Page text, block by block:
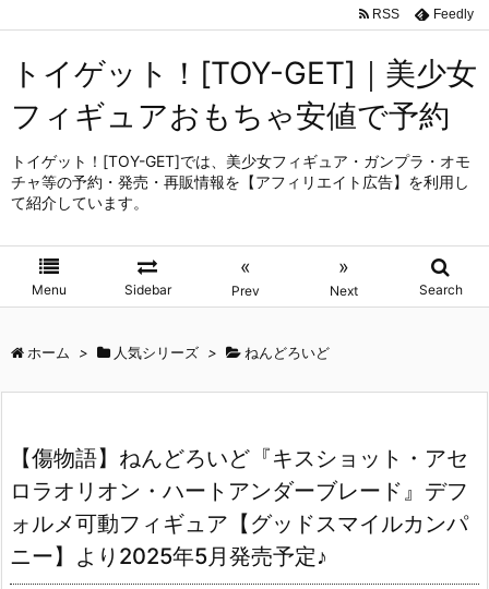
トイゲット！[TOY-GET]｜美少女
フィギュアおもちゃ安値で予約
トイゲット！[TOY-GET]では、美少女フィギュア・ガンプラ・オモ
チャ等の予約・発売・再販情報を【アフィリエイト広告】を利用し
て紹介しています。
Menu Sidebar
«
Prev
»
Next Search
RSS Feedly
ホーム > 人気シリーズ > ねんどろいど
【傷物語】ねんどろいど『キスショット・アセ
ロラオリオン・ハートアンダーブレード』デフ
ォルメ可動フィギュア【グッドスマイルカンパ
ニー】より2025年5月発売予定♪